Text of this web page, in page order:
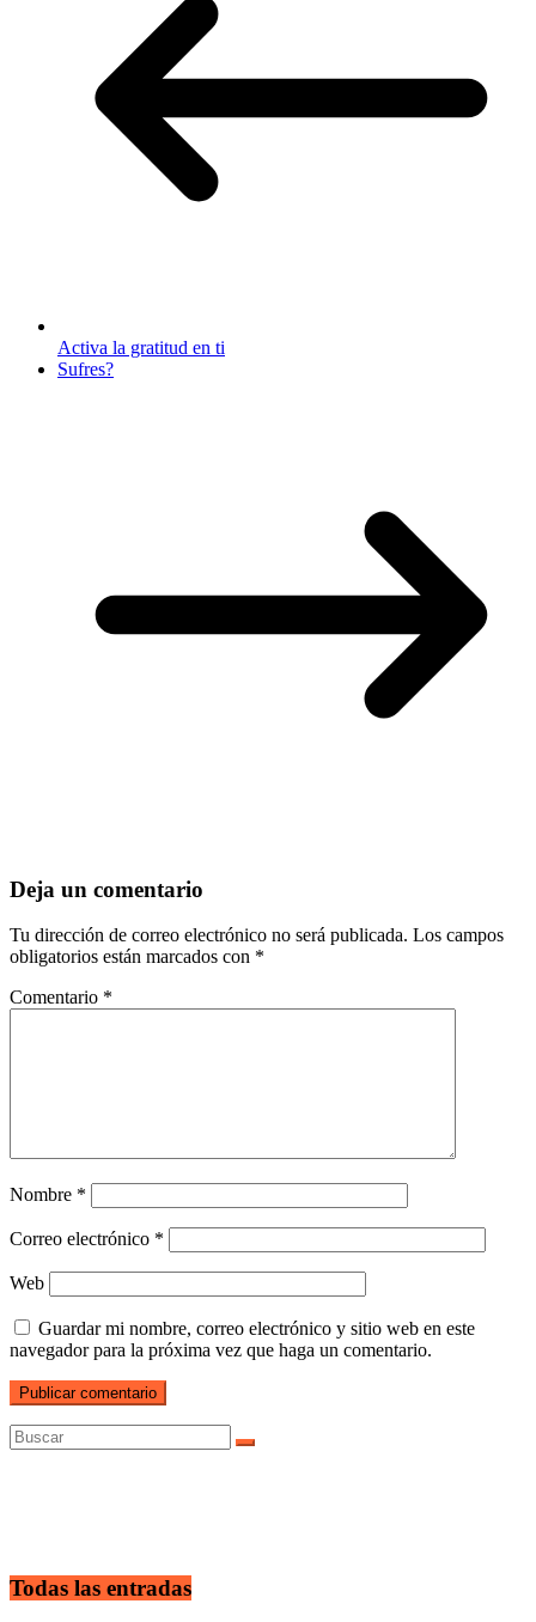
Activa la gratitud en ti
Sufres?
Deja un comentario
Tu dirección de correo electrónico no será publicada. Los campos
obligatorios están marcados con *
Comentario *
Nombre *
Correo electrónico *
Web
Guardar mi nombre, correo electrónico y sitio web en este
navegador para la próxima vez que haga un comentario.
Todas las entradas